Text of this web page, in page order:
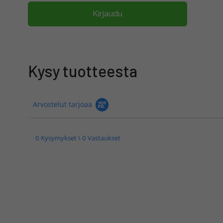
Kirjaudu
Kysy tuotteesta
Arvostelut tarjoaa
0 Kysymykset \ 0 Vastaukset